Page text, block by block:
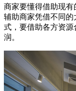
商家要懂得借助现
辅助商家凭借不同
式，要借助各方资源
润。